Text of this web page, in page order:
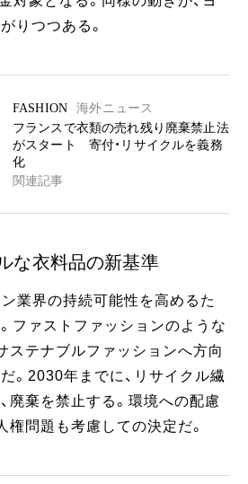
りつつある。
FASHION
海外ニュース
フランスで衣類の売れ残り廃棄禁止法
がスタート 寄付・リサイクルを義務
化
関連記事
な衣料品の新基準
業界の持続可能性を高めるた
ファストファッションのような
ステナブルファッションへ方向
。2030年までに、リサイクル繊
廃棄を禁止する。環境への配慮
権問題も考慮しての決定だ。